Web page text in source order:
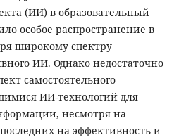
(ИИ) в образовательный
особое распространение в
широкому спектру
ИИ. Однако недостаточно
самостоятельного
ИИ-технологий для
несмотря на
на эффективность и